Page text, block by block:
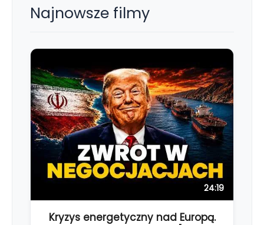
Najnowsze filmy
24:19
Kryzys energetyczny nad Europą.